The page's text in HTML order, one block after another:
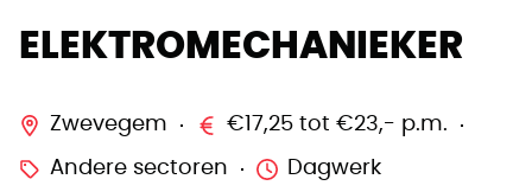
ELEKTROMECHANIEKER
Zwevegem €17,25 tot €23,- p.m.
Andere sectoren Dagwerk